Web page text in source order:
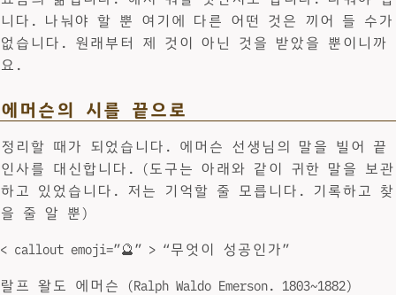
니다. 나눠야 할 뿐 여기에 다른 어떤 것은 끼어 들 수가
없습니다. 원래부터 제 것이 아닌 것을 받았을 뿐이니까
요.
에머슨의 시를 끝으로
정리할 때가 되었습니다. 에머슨 선생님의 말을 빌어 끝
인사를 대신합니다. (도구는 아래와 같이 귀한 말을 보관
하고 있었습니다. 저는 기억할 줄 모릅니다. 기록하고 찾
을 줄 알 뿐)
< callout emoji=”🔮” > “무엇이 성공인가”
랄프 왈도 에머슨 (Ralph Waldo Emerson. 1803~1882)